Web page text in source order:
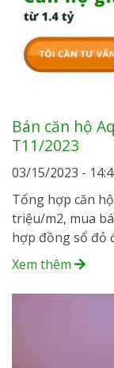
Bán căn hộ
T11/2023
03/15/2023 -
Tổng hợp căn
triệu/m2, mua
hợp đồng sổ đỏ
Xem thêm